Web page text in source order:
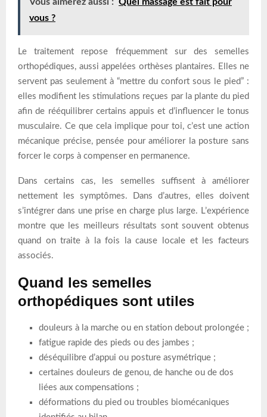
vous ?
Le traitement repose fréquemment sur des semelles
orthopédiques, aussi appelées orthèses plantaires. Elles ne
servent pas seulement à “mettre du confort sous le pied” :
elles modifient les stimulations reçues par la plante du pied
afin de rééquilibrer certains appuis et d’influencer le tonus
musculaire. Ce que cela implique pour toi, c’est une action
mécanique précise, pensée pour améliorer la posture sans
forcer le corps à compenser en permanence.
Dans certains cas, les semelles suffisent à améliorer
nettement les symptômes. Dans d’autres, elles doivent
s’intégrer dans une prise en charge plus large. L’expérience
montre que les meilleurs résultats sont souvent obtenus
quand on traite à la fois la cause locale et les facteurs
associés.
Quand les semelles
orthopédiques sont utiles
douleurs à la marche ou en station debout prolongée ;
fatigue rapide des pieds ou des jambes ;
déséquilibre d’appui ou posture asymétrique ;
certaines douleurs de genou, de hanche ou de dos
liées aux compensations ;
déformations du pied ou troubles biomécaniques